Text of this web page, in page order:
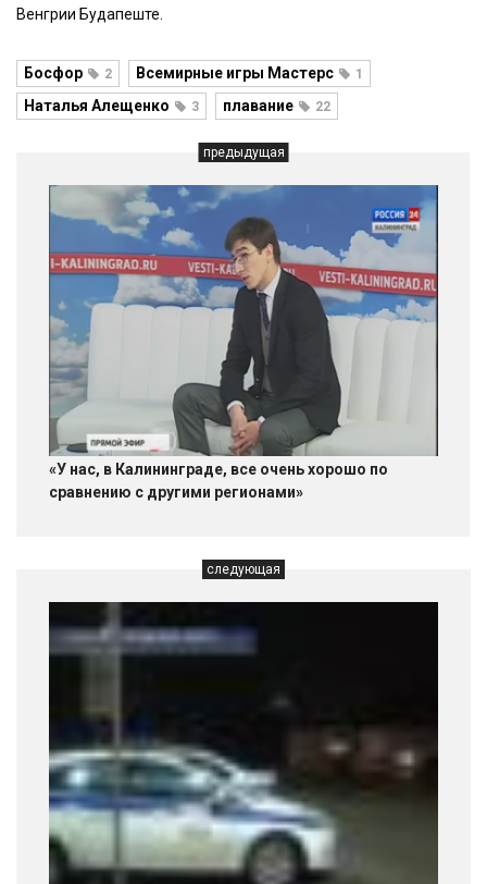
Венгрии Будапеште.
Босфор 2 Всемирные игры Мастерс 1
Наталья Алещенко 3 плавание 22
предыдущая
«У нас, в Калининграде, все очень хорошо по
сравнению с другими регионами»
следующая